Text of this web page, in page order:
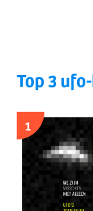
Top 3
1